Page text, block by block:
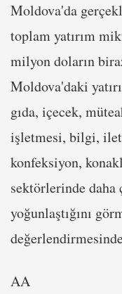
Moldova'da
toplam yatırım
milyon doların
Moldova'daki
gıda, içecek,
işletmesi, bilgi,
konfeksiyon,
sektörlerinde daha
yoğunlaştığını
AA